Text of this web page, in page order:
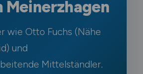
Meinerzhagen
wie Otto Fuchs (Nähe
und
Mittelständler.